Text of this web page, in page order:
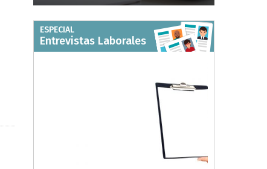
ESPECIAL
Entrevistas Laborales